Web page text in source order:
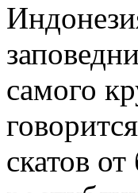
самого
скатов